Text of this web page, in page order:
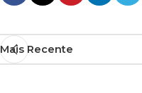
Mais Recente